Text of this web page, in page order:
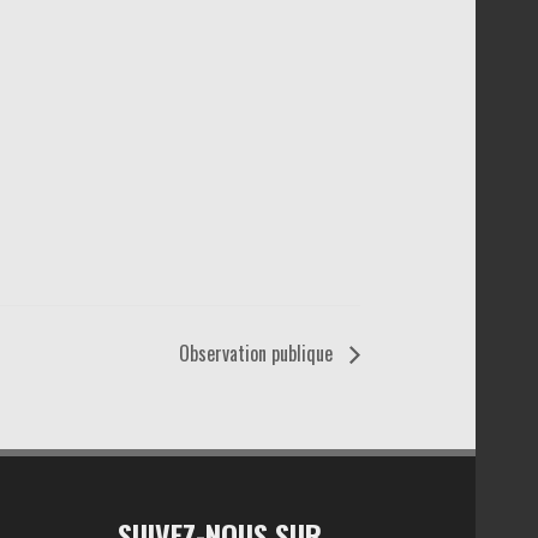
Observation publique